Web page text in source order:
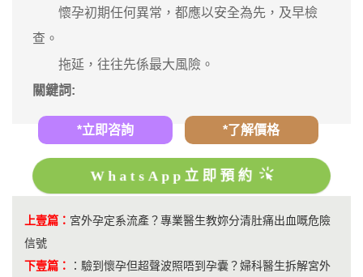
懷孕初期任何異常，都應以安全為先，及早檢
查。
拖延，往往先係最大風險。
關鍵詞:
*立即咨詢 *了解價格
WhatsApp立即預約
上壹篇： 宮外孕定系流產？專業醫生教妳分清肚痛出血嘅危險
信號
下壹篇：
： 驗到懷孕但超聲波照唔到孕囊？婦科醫生拆解宮外